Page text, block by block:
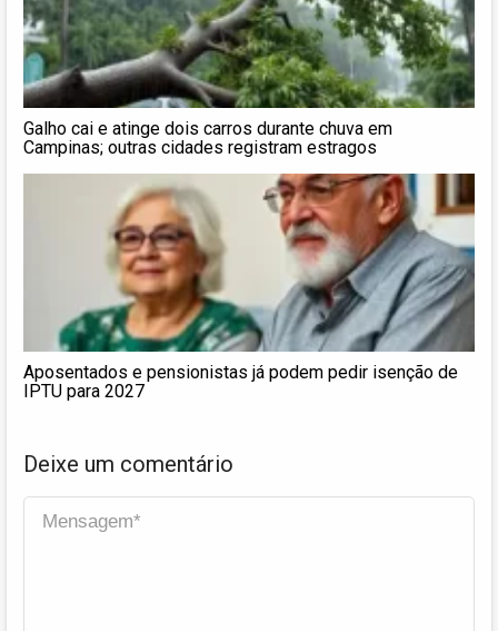
Galho cai e atinge dois carros durante chuva em
Campinas; outras cidades registram estragos
Aposentados e pensionistas já podem pedir isenção de
IPTU para 2027
Deixe um comentário